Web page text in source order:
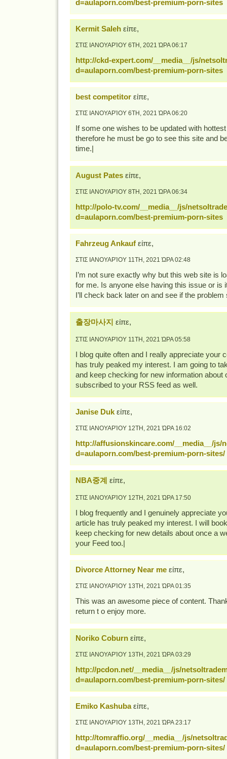
d=aulaporn.com/best-premium-porn-sites
Kermit Salehείπε,
ΣΤΙΣ ΙΑΝΟΥΑΡΊΟΥ 6TH, 2021 ΏΡΑ 06:17
http://ckd-expert.com/__media__/js/
d=aulaporn.com/best-premium-porn-sites
best competitorείπε,
ΣΤΙΣ ΙΑΝΟΥΑΡΊΟΥ 6TH, 2021 ΏΡΑ 06:20
If some one wishes to be updated with
therefore he must be go to see this site and
time.|
August Patesείπε,
ΣΤΙΣ ΙΑΝΟΥΑΡΊΟΥ 8TH, 2021 ΏΡΑ 06:34
http://polo-tv.com/__media__/js/
d=aulaporn.com/best-premium-porn-sites
Fahrzeug Ankaufείπε,
ΣΤΙΣ ΙΑΝΟΥΑΡΊΟΥ 11TH, 2021 ΏΡΑ 02:48
I’m not sure exactly why but this web site is
for me. Is anyone else having this issue or is
I’ll check back later on and see if the
출장마사지 είπε,
ΣΤΙΣ ΙΑΝΟΥΑΡΊΟΥ 11TH, 2021 ΏΡΑ 05:58
I blog quite often and I really appreciate your
has truly peaked my interest. I am going to
and keep checking for new information about
subscribed to your RSS feed as well.
Janise Dukείπε,
ΣΤΙΣ ΙΑΝΟΥΑΡΊΟΥ 12TH, 2021 ΏΡΑ 16:02
http://affusionskincare.com/__media__/js/
d=aulaporn.com/best-premium-porn-sites/
NBA중계 είπε,
ΣΤΙΣ ΙΑΝΟΥΑΡΊΟΥ 12TH, 2021 ΏΡΑ 17:50
I blog frequently and I genuinely appreciate
article has truly peaked my interest. I will
keep checking for new details about once a
your Feed too.|
Divorce Attorney Near meείπε,
ΣΤΙΣ ΙΑΝΟΥΑΡΊΟΥ 13TH, 2021 ΏΡΑ 01:35
This was an awesome piece of content.
return t o enjoy more.
Noriko Coburnείπε,
ΣΤΙΣ ΙΑΝΟΥΑΡΊΟΥ 13TH, 2021 ΏΡΑ 03:29
http://pcdon.net/__media__/js/
d=aulaporn.com/best-premium-porn-sites/
Emiko Kashubaείπε,
ΣΤΙΣ ΙΑΝΟΥΑΡΊΟΥ 13TH, 2021 ΏΡΑ 23:17
http://tomraffio.org/__media__/js/
d=aulaporn.com/best-premium-porn-sites/